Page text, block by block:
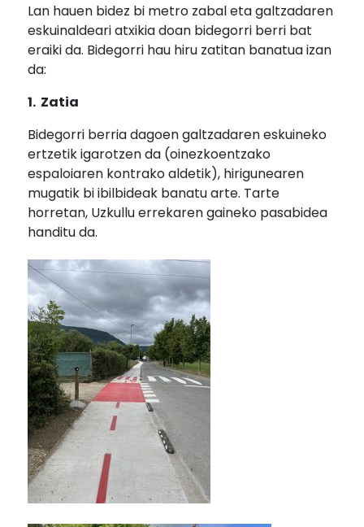
Lan hauen bidez bi metro zabal eta galtzadaren
eskuinaldeari atxikia doan bidegorri berri bat
eraiki da. Bidegorri hau hiru zatitan banatua izan
da:
1. Zatia
Bidegorri berria dagoen galtzadaren eskuineko
ertzetik igarotzen da (oinezkoentzako
espaloiaren kontrako aldetik), hirigunearen
mugatik bi ibilbideak banatu arte. Tarte
horretan, Uzkullu errekaren gaineko pasabidea
handitu da.